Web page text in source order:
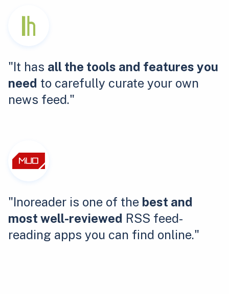
"It has all the tools and features you
need to carefully curate your own
news feed."
"Inoreader is one of the best and
most well-reviewed RSS feed-
reading apps you can find online."